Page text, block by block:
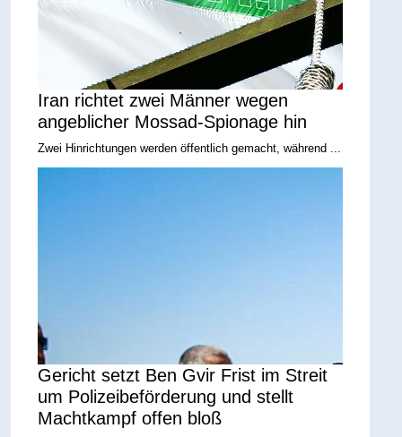
Iran richtet zwei Männer wegen
angeblicher Mossad-Spionage hin
Zwei Hinrichtungen werden öffentlich gemacht, während ...
Gericht setzt Ben Gvir Frist im Streit
um Polizeibeförderung und stellt
Machtkampf offen bloß